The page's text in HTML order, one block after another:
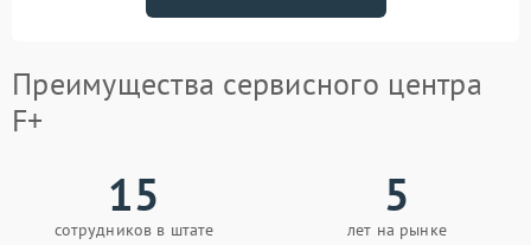
Преимущества сервисного центра
F+
15
сотрудников в штате
5
лет на рынке